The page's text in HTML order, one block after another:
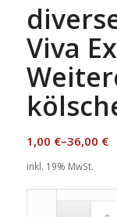
Viva
1,00 €–36,00 €
inkl. 19% MwSt.